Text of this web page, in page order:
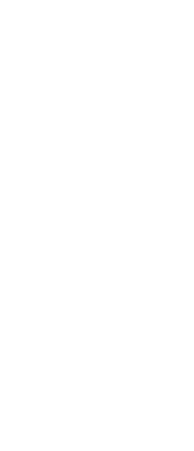
spațiu. Fabricate din
aducând un plus de eleganță
cum ar fi lemnul sau piatra, și
aceste panouri permit
fonică a încăperii dvs.
colțare, sub formă de blocuri,
adesea acoperite cu un strat
o tranziție armonioasă între
cu un strat protector ce le
și sofisticat, dar facilitează
permițând dispersarea luminii
De obicei, sunt realizate din
cel mai adesea pentru a
unelte speciale. În plus, pot fi